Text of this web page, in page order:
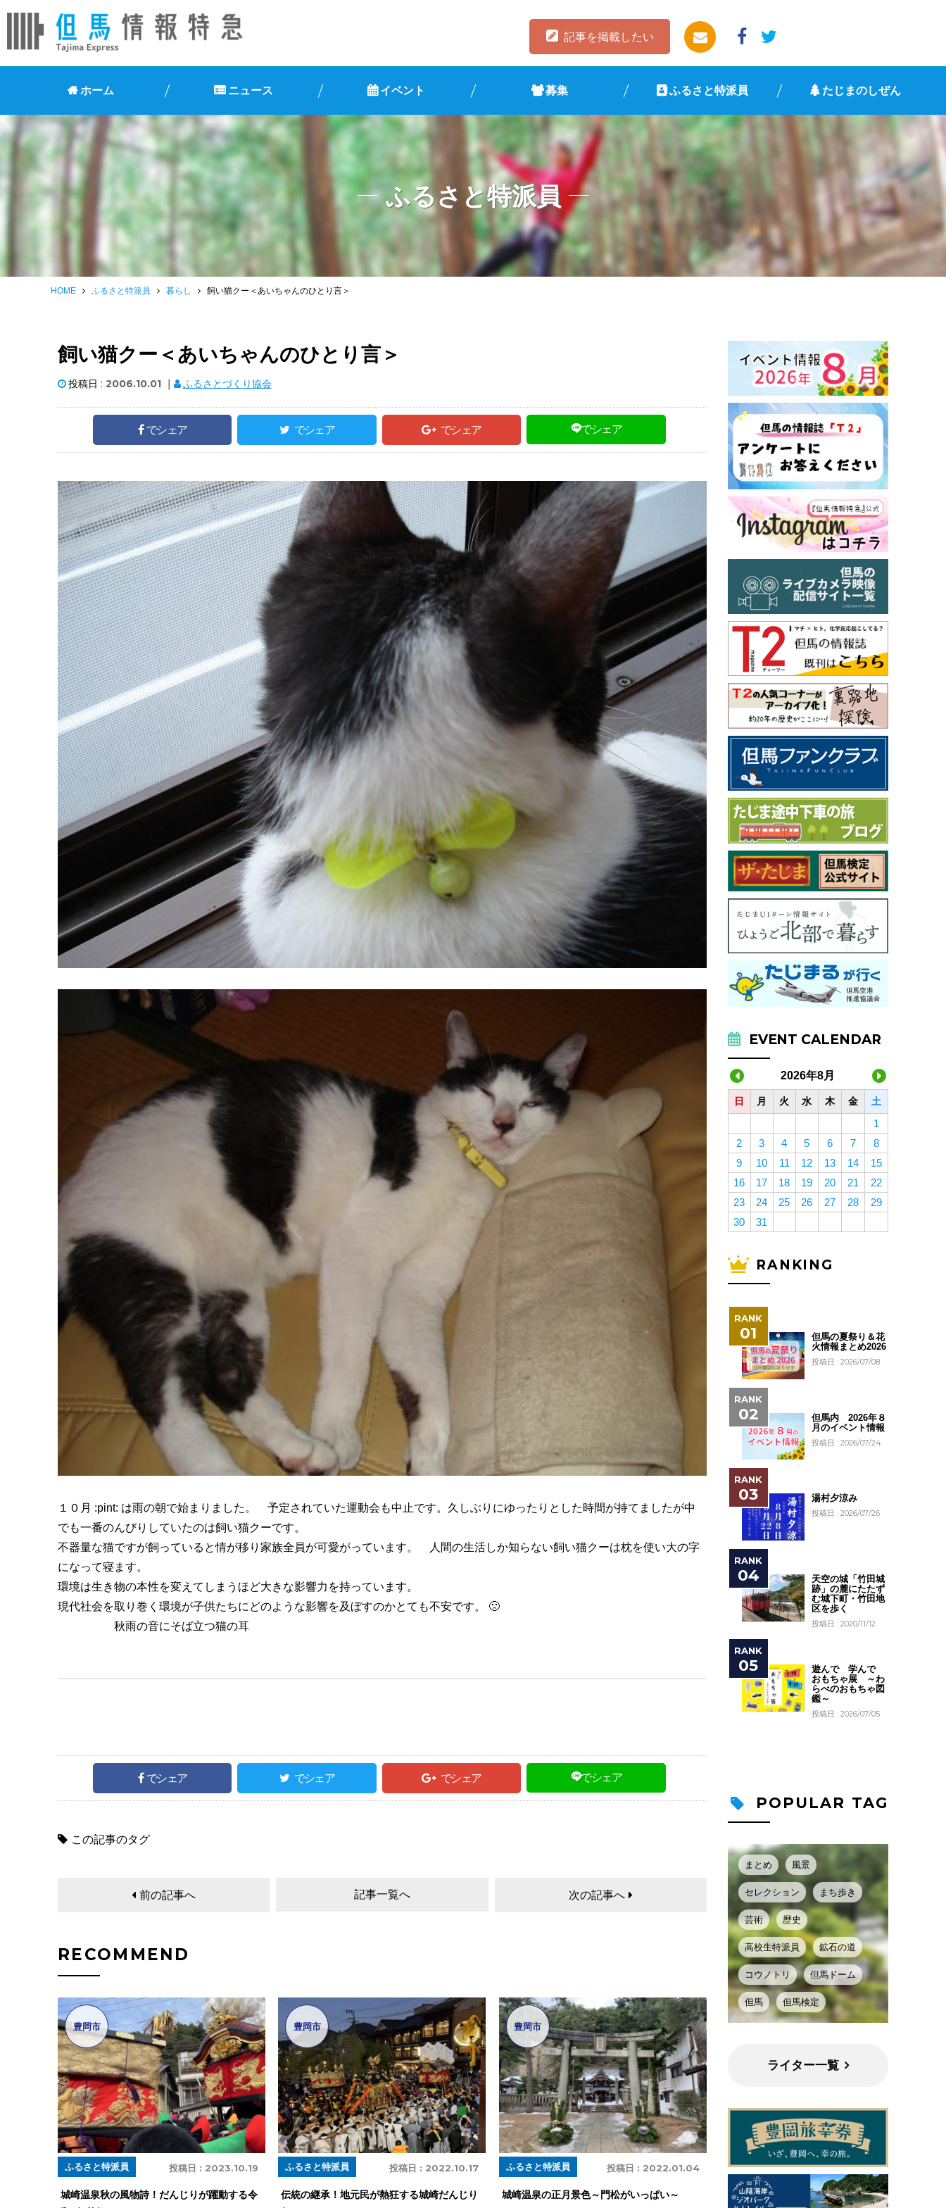
記事を掲載したい
ホーム ニュース イベント 募集 ふるさと特派員 たじまのしぜん
ふるさと特派員
HOME ふるさと特派員 暮らし 飼い猫クー＜あいちゃんのひとり言＞
飼い猫クー＜あいちゃんのひとり言＞
投稿日 : 2006.10.01｜ ふるさとづくり協会
でシェア でシェア でシェア でシェア
１０月 :pint: は雨の朝で始まりました。 予定されていた運動会も中止です。久しぶりにゆったりとした時間が持てましたが中
でも一番のんびりしていたのは飼い猫クーです。
不器量な猫ですが飼っていると情が移り家族全員が可愛がっています。 人間の生活しか知らない飼い猫クーは枕を使い大の字
になって寝ます。
環境は生き物の本性を変えてしまうほど大きな影響力を持っています。
現代社会を取り巻く環境が子供たちにどのような影響を及ぼすのかとても不安です。 🙁
秋雨の音にそば立つ猫の耳
でシェア でシェア でシェア でシェア
この記事のタグ
前の記事へ 記事一覧へ 次の記事へ
RECOMMEND
豊岡市
投稿日 : 2023.10.19
ふるさと特派員
城崎温泉秋の風物詩！だんじりが躍動する令
豊岡市
投稿日 : 2022.10.17
ふるさと特派員
伝統の継承！地元民が熱狂する城崎だんじり
豊岡市
投稿日 : 2022.01.04
ふるさと特派員
城崎温泉の正月景色～門松がいっぱい～
EVENT CALENDAR
2026年8月
日 月 火 水 木 金 土
1
2
3 4 5 6 7
8
9
10 11 12 13 14
15
16
17 18 19 20 21
22
23
24 25 26 27 28
29
30
31
RANKING
但馬の夏祭り＆花
火情報まとめ2026
投稿日 : 2026/07/08
但馬内 2026年８
月のイベント情報
投稿日 : 2026/07/24
湯村夕涼み
投稿日 : 2026/07/26
天空の城「竹田城
跡」の麓にたたず
む城下町・竹田地
区を歩く
投稿日 : 2020/11/12
遊んで 学んで
おもちゃ展 ～わ
らべのおもちゃ図
鑑～
投稿日 : 2026/07/05
POPULAR TAG
まとめ 風景
セレクション まち歩き
芸術 歴史
高校生特派員 鉱石の道
コウノトリ 但馬ドーム
但馬 但馬検定
ライター一覧